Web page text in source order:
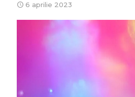
6 aprilie 2023